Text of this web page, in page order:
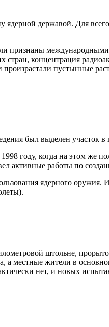
ядерной державой. Для
признаны
концентрация
пустынные
был выделен участок в
году, когда на этом же
активные работы по
ядерного оружия.
штольне,
а местные жители в
нет, и новых